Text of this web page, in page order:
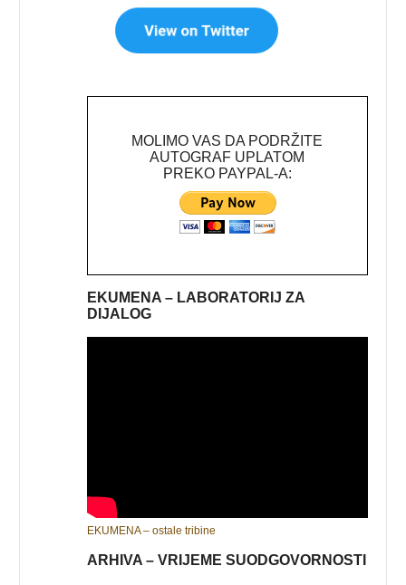
MOLIMO VAS DA PODRŽITE
AUTOGRAF UPLATOM
PREKO PAYPAL-A:
EKUMENA – LABORATORIJ ZA
DIJALOG
EKUMENA – ostale tribine
ARHIVA – VRIJEME SUODGOVORNOSTI